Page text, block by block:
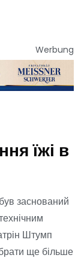
Werbung
їжі в
заснований
Штумп
ще більше